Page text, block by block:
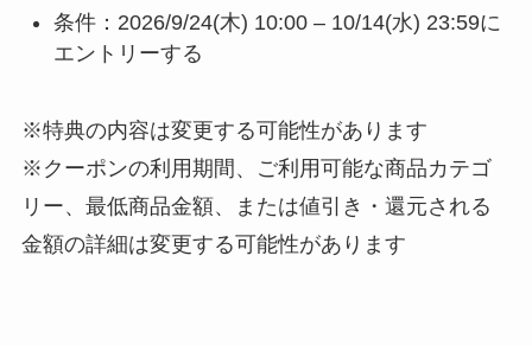
条件：2026/9/24(木) 10:00 – 10/14(水) 23:59に
エントリーする
※特典の内容は変更する可能性があります
※クーポンの利用期間、ご利用可能な商品カテゴ
リー、最低商品金額、または値引き・還元される
金額の詳細は変更する可能性があります